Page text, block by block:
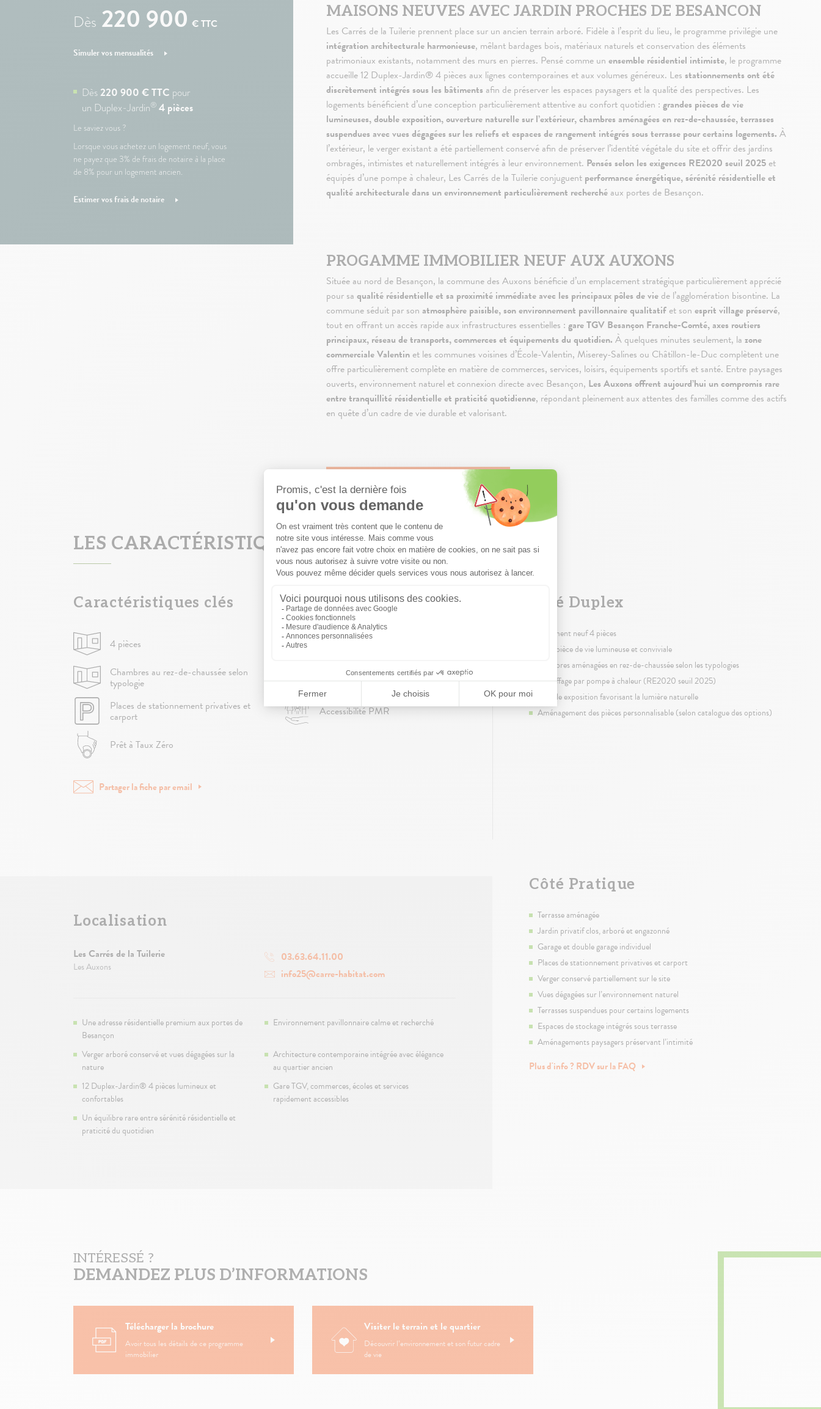
Dès 220 900 € TTC
Simuler vos mensualités
Dès220 900 € TTC pour
un Duplex-Jardin® 4 pièces
Le saviez vous ?
Lorsque vous achetez un logement neuf, vous
ne payez que 3% de frais de notaire à la place
de 8% pour un logement ancien.
Estimer vos frais de notaire
MAISONS NEUVES AVEC JARDIN PROCHES DE BESANCON
Les Carrés de la Tuilerie prennent place sur un ancien terrain arboré. Fidèle à l’esprit du lieu, le programme privilégie une
intégration architecturale harmonieuse, mêlant bardages bois, matériaux naturels et conservation des éléments
patrimoniaux existants, notamment des murs en pierres. Pensé comme un ensemble résidentiel intimiste, le programme
accueille 12 Duplex-Jardin® 4 pièces aux lignes contemporaines et aux volumes généreux. Les stationnements ont été
discrètement intégrés sous les bâtiments afin de préserver les espaces paysagers et la qualité des perspectives. Les
logements bénéficient d’une conception particulièrement attentive au confort quotidien : grandes pièces de vie
lumineuses, double exposition, ouverture naturelle sur l’extérieur, chambres aménagées en rez-de-chaussée, terrasses
suspendues avec vues dégagées sur les reliefs et espaces de rangement intégrés sous terrasse pour certains logements. À
l’extérieur, le verger existant a été partiellement conservé afin de préserver l’identité végétale du site et offrir des jardins
ombragés, intimistes et naturellement intégrés à leur environnement. Pensés selon les exigences RE2020 seuil 2025 et
équipés d’une pompe à chaleur, Les Carrés de la Tuilerie conjuguentperformance énergétique, sérénité résidentielle et
qualité architecturale dans un environnement particulièrement recherchéaux portes de Besançon.
PROGAMME IMMOBILIER NEUF AUX AUXONS
Située au nord de Besançon, la commune des Auxons bénéficie d’un emplacement stratégique particulièrement apprécié
pour sa qualité résidentielle et sa proximité immédiate avec les principaux pôles de viede l’agglomération bisontine. La
commune séduit par son atmosphère paisible, son environnement pavillonnaire qualitatifet son esprit village préservé,
tout en offrant un accès rapide aux infrastructures essentielles : gare TGV Besançon Franche-Comté, axes routiers
principaux, réseau de transports, commerces et équipements du quotidien. À quelques minutes seulement, la zone
commerciale Valentinet les communes voisines d’École-Valentin, Miserey-Salines ou Châtillon-le-Duc complètent une
offre particulièrement complète en matière de commerces, services, loisirs, équipements sportifs et santé. Entre paysages
ouverts, environnement naturel et connexion directe avec Besançon, Les Auxons offrent aujourd’hui un compromis rare
entre tranquillité résidentielle et praticité quotidienne, répondant pleinement aux attentes des familles comme des actifs
en quête d’un cadre de vie durable et valorisant.
Télécharger la brochure
LES CARACTÉRISTIQUES DU PROGRAMME
Caractéristiques clés
4 pièces Grands jardins privatifs et terrasses
Chambres au rez-de-chaussée selon
typologie
Garage et double garage individuel
Places de stationnement privatives et
carport Accessibilité PMR
Prêt à Taux Zéro
Partager la fiche par email
Coté Duplex
Logement neuf 4 pièces
Belle pièce de vie lumineuse et conviviale
chambres aménagées en rez-de-chaussée selon les typologies
Chauffage par pompe à chaleur (RE2020 seuil 2025)
Double exposition favorisant la lumière naturelle
Aménagement des pièces personnalisable (selon catalogue des options)
Localisation
Les Carrés de la Tuilerie
Les Auxons
03.63.64.11.00
info25@carre-habitat.com
Une adresse résidentielle premium aux portes de
Besançon
Environnement pavillonnaire calme et recherché
Verger arboré conservé et vues dégagées sur la
nature
Architecture contemporaine intégrée avec élégance
au quartier ancien
12 Duplex-Jardin® 4 pièces lumineux et
confortables
Gare TGV, commerces, écoles et services
rapidement accessibles
Un équilibre rare entre sérénité résidentielle et
praticité du quotidien
Côté Pratique
Terrasse aménagée
Jardin privatif clos, arboré et engazonné
Garage et double garage individuel
Places de stationnement privatives et carport
Verger conservé partiellement sur le site
Vues dégagées sur l’environnement naturel
Terrasses suspendues pour certains logements
Espaces de stockage intégrés sous terrasse
Aménagements paysagers préservant l’intimité
Plus d'info ? RDV sur la FAQ
INTÉRESSÉ ?
DEMANDEZ PLUS D’INFORMATIONS
Télécharger la brochure
Avoir tous les détails de ce programme
immobilier
Visiter le terrain et le quartier
Découvrir l’environnement et son futur cadre
de vie